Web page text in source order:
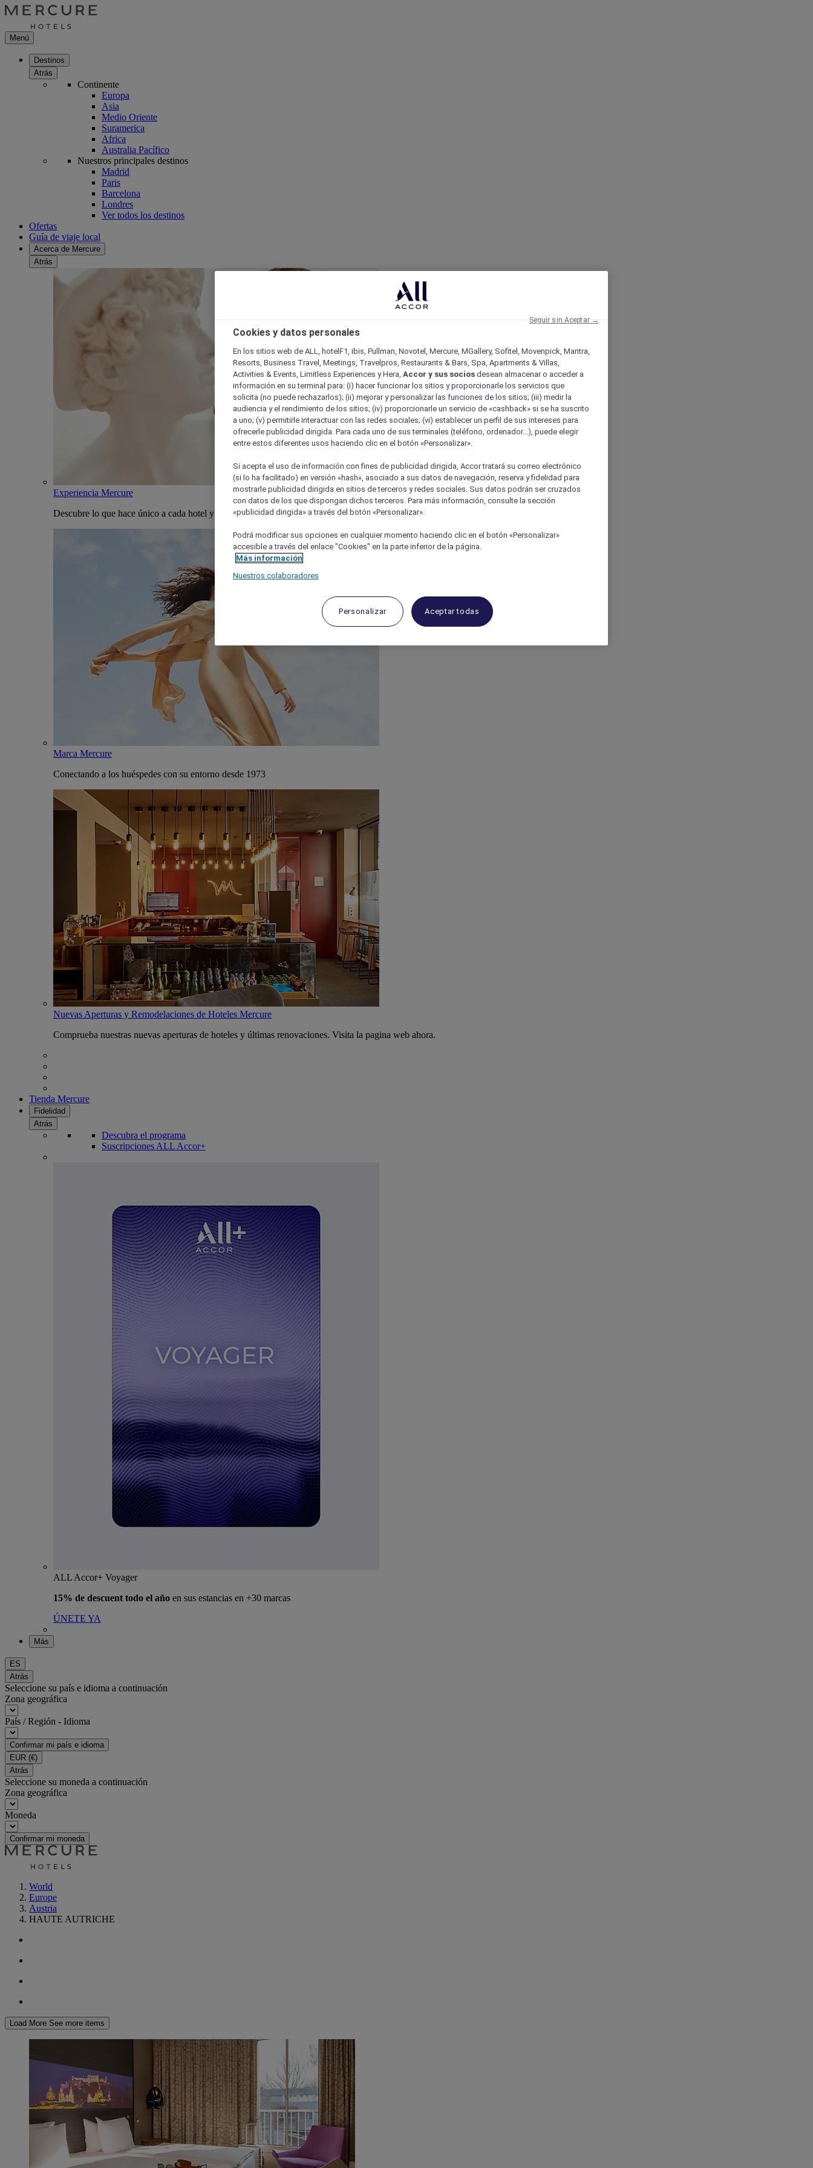
Menú
Destinos
Atrás
Continente
Europa
Asia
Medio Oriente
Suramerica
Africa
Australia Pacífico
Nuestros principales destinos
Madrid
Paris
Barcelona
Londres
Ver todos los destinos
Ofertas
Guía de viaje local
Acerca de Mercure
Atrás
Experiencia Mercure
Descubre lo que hace único a cada hotel y estancia Mercure
Marca Mercure
Conectando a los huéspedes con su entorno desde 1973
Nuevas Aperturas y Remodelaciones de Hoteles Mercure
Comprueba nuestras nuevas aperturas de hoteles y últimas renovaciones. Visita la pagina web ahora.
Tienda Mercure
Fidelidad
Atrás
Descubra el programa
Suscripciones ALL Accor+
ALL Accor+ Voyager
15% de descuent todo el año en sus estancias en +30 marcas
ÚNETE YA
Más
ES
Atrás
Seleccione su país e idioma a continuación
Zona geográfica
País / Región - Idioma
Confirmar mi país e idioma
EUR (€)
Atrás
Seleccione su moneda a continuación
Zona geográfica
Moneda
Confirmar mi moneda
World
Europe
Austria
HAUTE AUTRICHE
Load More See more items
Cookies y datos personales
En los sitios web de ALL, hotelF1, ibis, Pullman, Novotel, Mercure, MGallery, Sofitel, Movenpick, Mantra,
Resorts, Business Travel, Meetings, Travelpros, Restaurants & Bars, Spa, Apartments & Villas,
Activities & Events, Limitless Experiences y Hera, Accor y sus socios desean almacenar o acceder a
información en su terminal para: (i) hacer funcionar los sitios y proporcionarle los servicios que
solicita (no puede rechazarlos); (ii) mejorar y personalizar las funciones de los sitios; (iii) medir la
audiencia y el rendimiento de los sitios; (iv) proporcionarle un servicio de «cashback» si se ha suscrito
a uno; (v) permitirle interactuar con las redes sociales; (vi) establecer un perfil de sus intereses para
ofrecerle publicidad dirigida. Para cada uno de sus terminales (teléfono, ordenador...), puede elegir
entre estos diferentes usos haciendo clic en el botón «Personalizar».
Si acepta el uso de información con fines de publicidad dirigida, Accor tratará su correo electrónico
(si lo ha facilitado) en versión «hash», asociado a sus datos de navegación, reserva y fidelidad para
mostrarle publicidad dirigida en sitios de terceros y redes sociales. Sus datos podrán ser cruzados
con datos de los que dispongan dichos terceros. Para más información, consulte la sección
«publicidad dirigida» a través del botón «Personalizar».
Podrá modificar sus opciones en cualquier momento haciendo clic en el botón «Personalizar»
accesible a través del enlace "Cookies" en la parte inferior de la página.
Más información
Nuestros colaboradores
Personalizar Aceptar todas
Seguir sin Aceptar →